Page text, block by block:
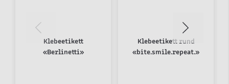
Klebeetikett
«Berlinetti»
Klebeetikett rund
«bite.smile.repeat.»